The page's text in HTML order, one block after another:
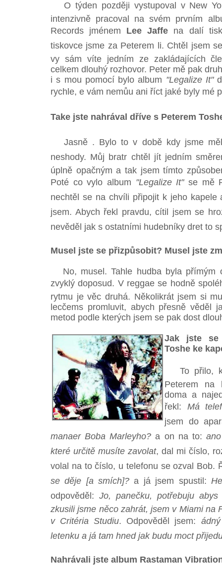
O týden později vystupoval v New
intenzivně pracoval na svém prvním
Records jménem Lee Jaffe na dalí
tiskovce jsme za Peterem li. Chtěl jsem
vy sám víte jedním ze zakládajících
celkem dlouhý rozhovor. Peter mě pak
i s mou pomocí bylo album "Legalize It"
rychle, e vám nemůu ani říct jaké byly mé
Take jste nahrával dříve s Peterem
Jasně . Bylo to v době kdy jsme měli
neshody. Můj bratr chtěl jít jedním
úplně opačným a tak jsem tímto
Poté co vylo album "Legalize It"se mě
nechtěl se na chvíli připojit k jeho kapele
jsem. Abych řekl pravdu, cítil jsem se
nevěděl jak s ostatními hudebníky dret to
Musel jste se přizpůsobit? Musel jste
No, musel. Tahle hudba byla přímým
zvyklý doposud. V reggae se hodně
rytmu je věc druhá. Několikrát jsem si
lecčems promluvit, abych přesně věděl
metod podle kterých jsem se pak dost
Jak jste se
Toshe ke
To přilo,
Peterem na
doma a
řekl: Má
jsem do
manaer Boba Marleyho? a on na to:
které určitě musíte zavolat, dal mi číslo,
volal na to číslo, u telefonu se ozval Bob.
se děje [a smích]? a já jsem spustil:
odpověděl: Jo, panečku, potřebuju
zkusili jsme něco zahrát, jsem v Miami na
v Critéria Studiu. Odpověděl jsem:
letenku a já tam hned jak budu moct
Nahrávali jste album Rastaman